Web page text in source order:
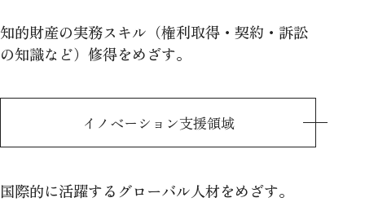
知的財産の実務スキル（権利取得・契約・訴訟
の知識など）修得をめざす。
イノベーション支援領域
国際的に活躍するグローバル人材をめざす。